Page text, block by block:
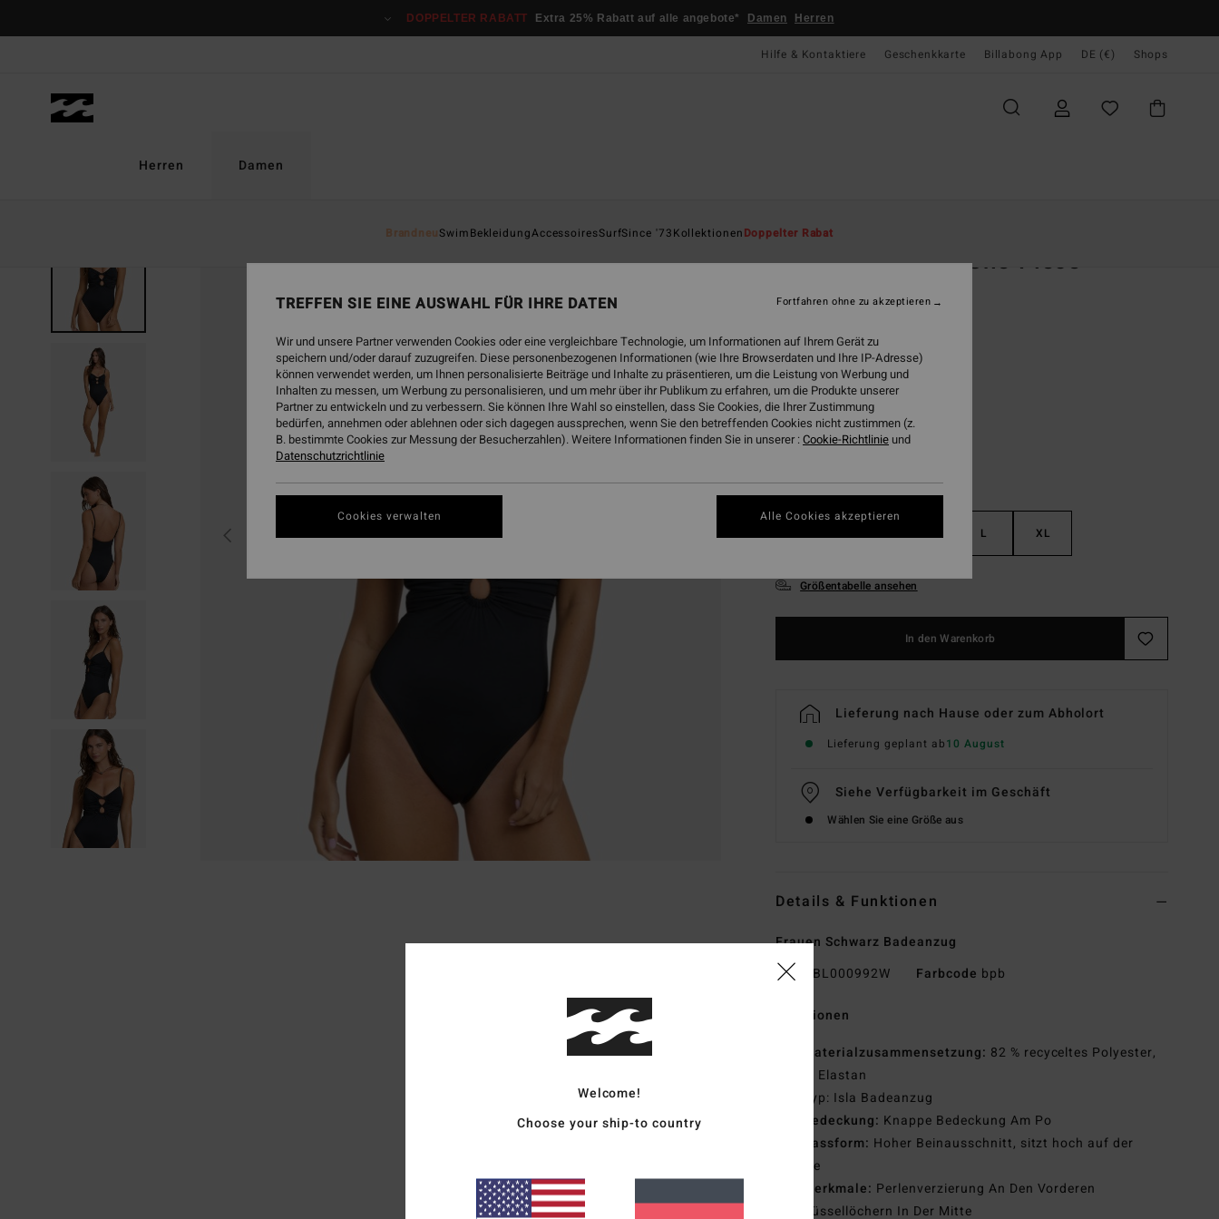
DOPPELTER RABATT Extra 25% Rabatt auf alle angebote* Damen Herren
Hilfe & Kontaktiere Geschenkkarte Billabong App DE (€) Shops
Herren Damen
BrandneuSwimBekleidungAccessoiresSurfSince '73KollektionenDoppelter Rabat
Sol Searcher Isla One-Piece
85,95 €
FarbeBlack Pebble
L XL
Größentabelle ansehen
In den Warenkorb
Lieferung nach Hause oder zum Abholort
Lieferung geplant ab10 August
Siehe Verfügbarkeit im Geschäft
Wählen Sie eine Größe aus
Details & Funktionen
Frauen Schwarz Badeanzug
Style
BL000992W Farbcode bpb
Funktionen
Materialzusammensetzung: 82 % recyceltes Polyester,
18 % Elastan
Typ: Isla Badeanzug
Bedeckung: Knappe Bedeckung Am Po
Passform: Hoher Beinausschnitt, sitzt hoch auf der
Hüfte
Merkmale: Perlenverzierung An Den Vorderen
Schlüssellöchern In Der Mitte
Welcome!
Choose your ship-to country
TREFFEN SIE EINE AUSWAHL FÜR IHRE DATEN
Wir und unsere Partner verwenden Cookies oder eine vergleichbare Technologie, um Informationen auf Ihrem Gerät zu
speichern und/oder darauf zuzugreifen. Diese personenbezogenen Informationen (wie Ihre Browserdaten und Ihre IP-Adresse)
können verwendet werden, um Ihnen personalisierte Beiträge und Inhalte zu präsentieren, um die Leistung von Werbung und
Inhalten zu messen, um Werbung zu personalisieren, und um mehr über ihr Publikum zu erfahren, um die Produkte unserer
Partner zu entwickeln und zu verbessern. Sie können Ihre Wahl so einstellen, dass Sie Cookies, die Ihrer Zustimmung
bedürfen, annehmen oder ablehnen oder sich dagegen aussprechen, wenn Sie den betreffenden Cookies nicht zustimmen (z.
B. bestimmte Cookies zur Messung der Besucherzahlen). Weitere Informationen finden Sie in unserer :Cookie-Richtlinie und
Datenschutzrichtlinie
Cookies verwalten
Fortfahren ohne zu akzeptieren
Alle Cookies akzeptieren